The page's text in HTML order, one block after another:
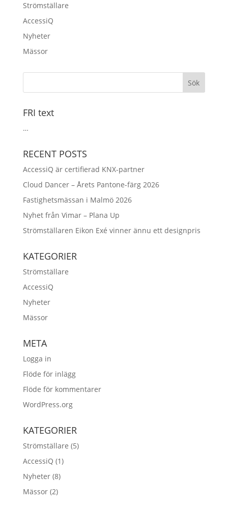
Strömställare
AccessiQ
Nyheter
Mässor
FRI text
…
RECENT POSTS
AccessiQ är certifierad KNX-partner
Cloud Dancer – Årets Pantone-färg 2026
Fastighetsmässan i Malmö 2026
Nyhet från Vimar – Plana Up
Strömställaren Eikon Exé vinner ännu ett designpris
KATEGORIER
Strömställare
AccessiQ
Nyheter
Mässor
META
Logga in
Flöde för inlägg
Flöde för kommentarer
WordPress.org
KATEGORIER
Strömställare (5)
AccessiQ (1)
Nyheter(8)
Mässor(2)